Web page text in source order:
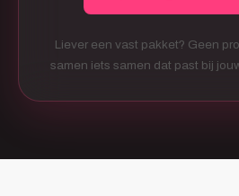
Liever een vast pakket? Geen
samen iets samen dat past bij